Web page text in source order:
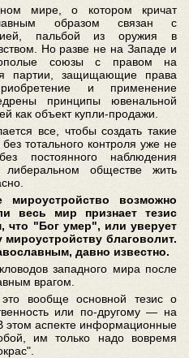
мире, о котором кричат
образом связан с
пальбой из оружия в
Но разве не на Западе и
союзы с правом на
партии, защищающие права
и применение
принципы ювенальной
как объект купли-продажи.
все, чтобы создать такие
тотального контроля уже не
постоянного наблюдения
обществе жить
мироустройство возможно
весь мир признает тезис
"Бог умер", или уверует
благоволит.
давно известно.
западного мира после
врагом.
вообще основной тезис о
или по-другому — на
этом аспекте информационные
им только надо вовремя